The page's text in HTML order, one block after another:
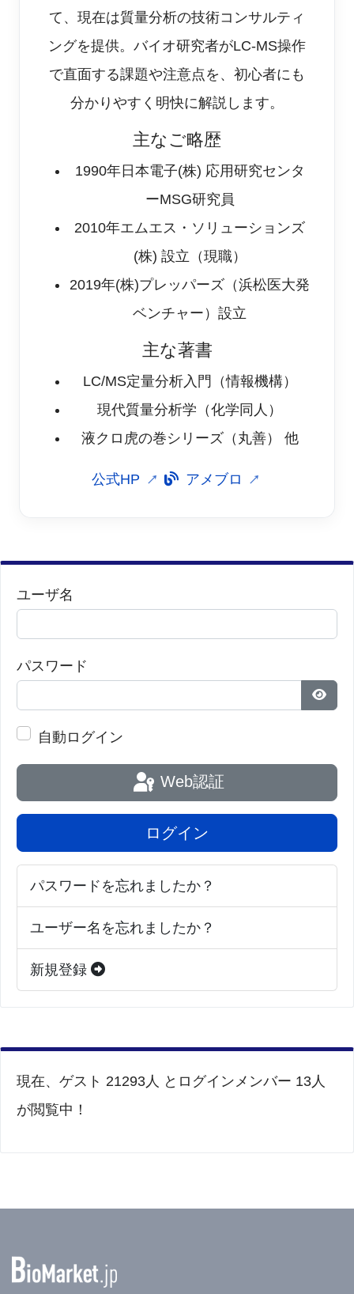
て、現在は質量分析の技術コンサルティ
ングを提供。バイオ研究者がLC-MS操作
で直面する課題や注意点を、初心者にも
分かりやすく明快に解説します。
主なご略歴
1990年日本電子(株) 応用研究センタ
ーMSG研究員
2010年エムエス・ソリューションズ
(株) 設立（現職）
2019年(株)プレッパーズ（浜松医大発
ベンチャー）設立
主な著書
LC/MS定量分析入門（情報機構）
現代質量分析学（化学同人）
液クロ虎の巻シリーズ（丸善） 他
公式HP アメブロ
ユーザ名
パスワード
パス
自動ログイン
Web認証
ログイン
パスワードを忘れましたか？
ユーザー名を忘れましたか？
新規登録
現在、ゲスト 21293人 とログインメンバー 13人
が閲覧中！